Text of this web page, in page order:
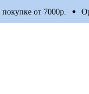
от 7000р.